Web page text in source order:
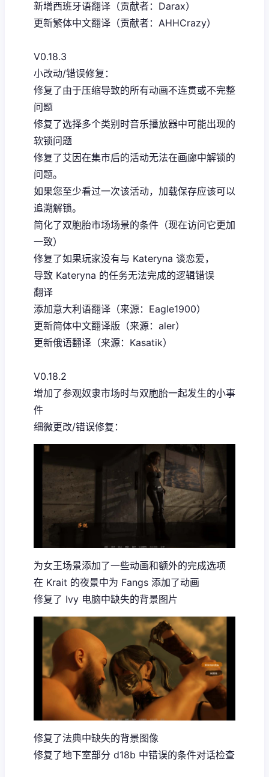
新增西班牙语翻译（贡献者：Darax）
更新繁体中文翻译（贡献者：AHHCrazy）
V0.18.3
小改动/错误修复：
修复了由于压缩导致的所有动画不连贯或不完整
问题
修复了选择多个类别时音乐播放器中可能出现的
软锁问题
修复了艾因在集市后的活动无法在画廊中解锁的
问题。
如果您至少看过一次该活动，加载保存应该可以
追溯解锁。
简化了双胞胎市场场景的条件（现在访问它更加
一致）
修复了如果玩家没有与 Kateryna 谈恋爱，
导致 Kateryna 的任务无法完成的逻辑错误
翻译
添加意大利语翻译（来源：Eagle1900）
更新简体中文翻译版（来源：aler）
更新俄语翻译（来源：Kasatik）
V0.18.2
增加了参观奴隶市场时与双胞胎一起发生的小事
件
细微更改/错误修复：
为女王场景添加了一些动画和额外的完成选项
在 Krait 的夜景中为 Fangs 添加了动画
修复了 Ivy 电脑中缺失的背景图片
修复了法典中缺失的背景图像
修复了地下室部分 d18b 中错误的条件对话检查